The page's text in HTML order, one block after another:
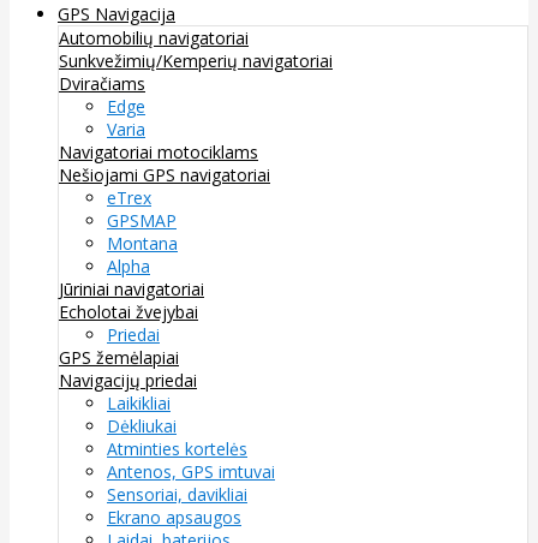
GPS Navigacija
Automobilių navigatoriai
Sunkvežimių/Kemperių navigatoriai
Dviračiams
Edge
Varia
Navigatoriai motociklams
Nešiojami GPS navigatoriai
eTrex
GPSMAP
Montana
Alpha
Jūriniai navigatoriai
Echolotai žvejybai
Priedai
GPS žemėlapiai
Navigacijų priedai
Laikikliai
Dėkliukai
Atminties kortelės
Antenos, GPS imtuvai
Sensoriai, davikliai
Ekrano apsaugos